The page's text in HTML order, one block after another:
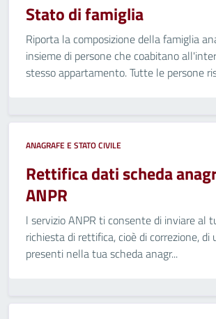
Stato di famiglia
Riporta la composizione della famiglia
insieme di persone che coabitano
stesso appartamento. Tutte le persone
ANAGRAFE E STATO CIVILE
Rettifica dati scheda
ANPR
l servizio ANPR ti consente di inviare al
richiesta di rettifica, cioè di correzione, di
presenti nella tua scheda anagr...